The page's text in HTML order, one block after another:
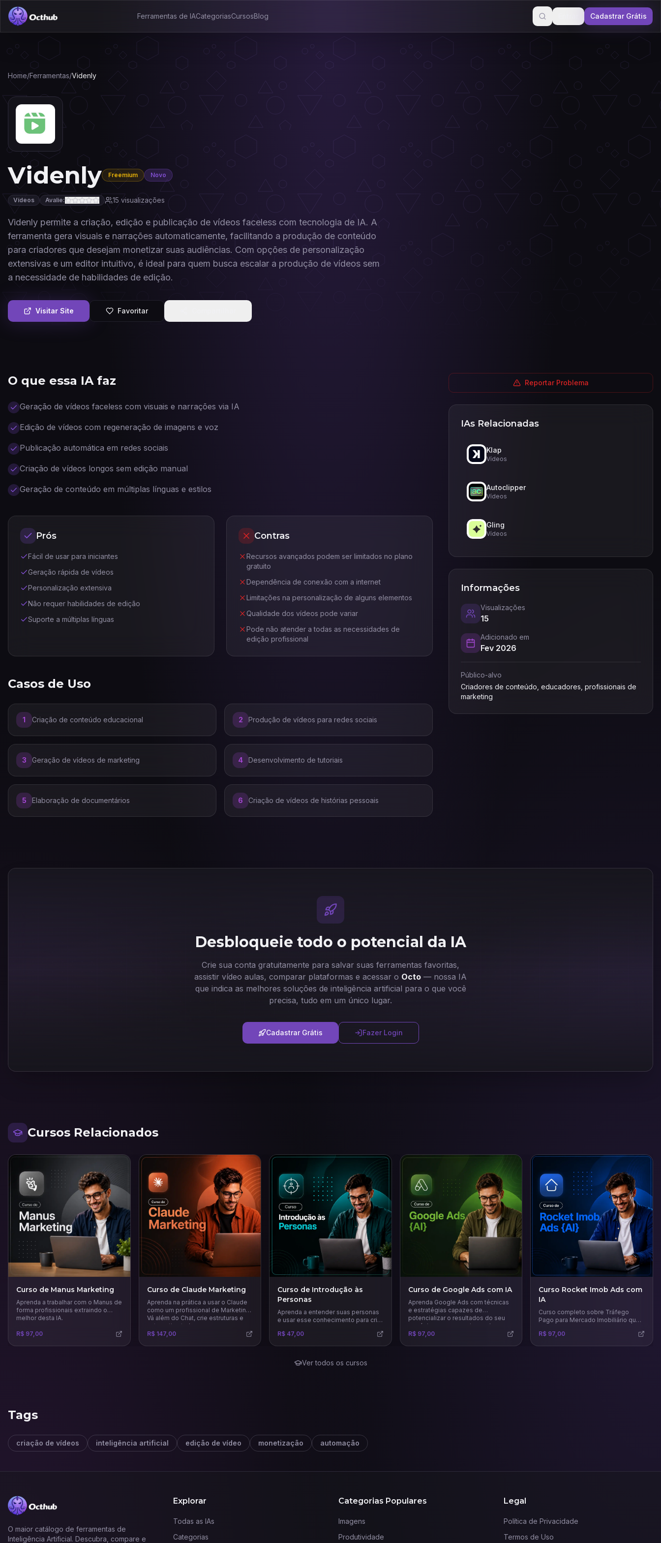
Ferramentas de IACategoriasCursosBlog Cadastrar Grátis
Home/Ferramentas/Videnly
Videnly Freemium Novo
Vídeos Avalie: 15 visualizações
Videnly permite a criação, edição e publicação de vídeos faceless com tecnologia de IA. A
ferramenta gera visuais e narrações automaticamente, facilitando a produção de conteúdo
para criadores que desejam monetizar suas audiências. Com opções de personalização
extensivas e um editor intuitivo, é ideal para quem busca escalar a produção de vídeos sem
a necessidade de habilidades de edição.
Visitar Site Favoritar
O que essa IA faz
Geração de vídeos faceless com visuais e narrações via IA
Edição de vídeos com regeneração de imagens e voz
Publicação automática em redes sociais
Criação de vídeos longos sem edição manual
Geração de conteúdo em múltiplas línguas e estilos
Prós
Fácil de usar para iniciantes
Geração rápida de vídeos
Personalização extensiva
Não requer habilidades de edição
Suporte a múltiplas línguas
Contras
Recursos avançados podem ser limitados no plano
gratuito
Dependência de conexão com a internet
Limitações na personalização de alguns elementos
Qualidade dos vídeos pode variar
Pode não atender a todas as necessidades de
edição profissional
Casos de Uso
1 Criação de conteúdo educacional 2 Produção de vídeos para redes sociais
3 Geração de vídeos de marketing 4 Desenvolvimento de tutoriais
5 Elaboração de documentários 6 Criação de vídeos de histórias pessoais
Reportar Problema
IAs Relacionadas
Klap
Vídeos
Autoclipper
Vídeos
Gling
Vídeos
Informações
Visualizações
15
Adicionado em
Fev 2026
Público-alvo
Criadores de conteúdo, educadores, profissionais de
marketing
Desbloqueie todo o potencial da IA
Crie sua conta gratuitamente para salvar suas ferramentas favoritas,
assistir vídeo aulas, comparar plataformas e acessar o Octo — nossa IA
que indica as melhores soluções de inteligência artificial para o que você
precisa, tudo em um único lugar.
Cadastrar Grátis Fazer Login
Cursos Relacionados
Curso de Manus Marketing
Aprenda a trabalhar com o Manus de
forma profissionais extraindo o
melhor desta IA.
R$ 97,00
Curso de Claude Marketing
Aprenda na prática a usar o Claude
como um profissional de Marketing.
Vá além do Chat, crie estruturas e
automatize tudo.
R$ 147,00
Curso de Introdução às
Personas
Aprenda a entender suas personas
e usar esse conhecimento para criar
precisas e eficazes.
R$ 47,00
Curso de Google Ads com IA
Aprenda Google Ads com técnicas
e estratégias capazes de
potencializar o resultados do seu
negócio e a gerar mais vendas.
R$ 97,00
Curso Rocket Imob Ads com
IA
Curso completo sobre Tráfego
Pago para Mercado Imobiliário que
certeiras para venda e aluguel de
R$ 97,00
Ver todos os cursos
Tags
criação de vídeos inteligência artificial edição de vídeo monetização automação
O maior catálogo de ferramentas de
Inteligência Artificial. Descubra, compare e
Explorar
Todas as IAs
Categorias
Categorias Populares
Imagens
Produtividade
Legal
Política de Privacidade
Termos de Uso